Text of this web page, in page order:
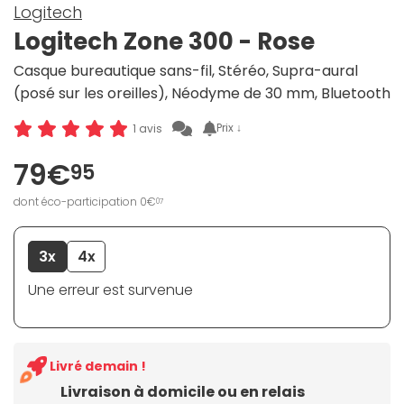
Logitech
Logitech Zone 300 - Rose
Casque bureautique sans-fil, Stéréo, Supra-aural
(posé sur les oreilles), Néodyme de 30 mm, Bluetooth
1 avis Prix ↓
79€95
dont éco-participation 0€07
3x
4x
Une erreur est survenue
Livraison à domicile ou en relais
Livré demain !